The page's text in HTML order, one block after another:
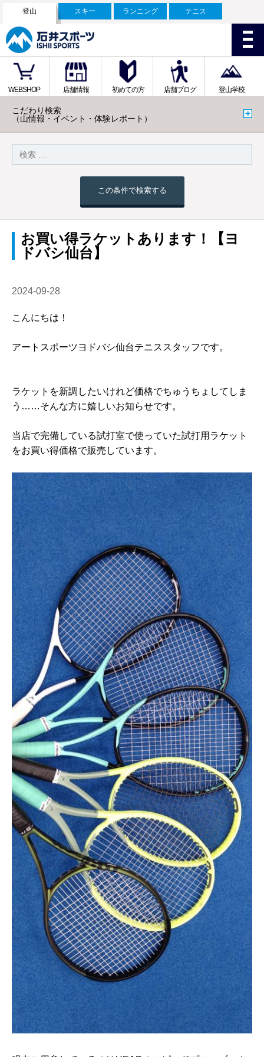
登山 スキー ランニング テニス
WEBSHOP 店舗情報 初めての方 店舗ブログ 登山学校
こだわり検索
（山情報・イベント・体験レポート）
この条件で検索する
お買い得ラケットあります！【ヨ
ドバシ仙台】
2024-09-28
こんにちは！
アートスポーツヨドバシ仙台テニススタッフです。
ラケットを新調したいけれど価格でちゅうちょしてしま
う……そんな方に嬉しいお知らせです。
当店で完備している試打室で使っていた試打用ラケット
をお買い得価格で販売しています。